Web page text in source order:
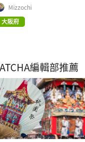
Mizzochi
大阪府
編輯部推薦